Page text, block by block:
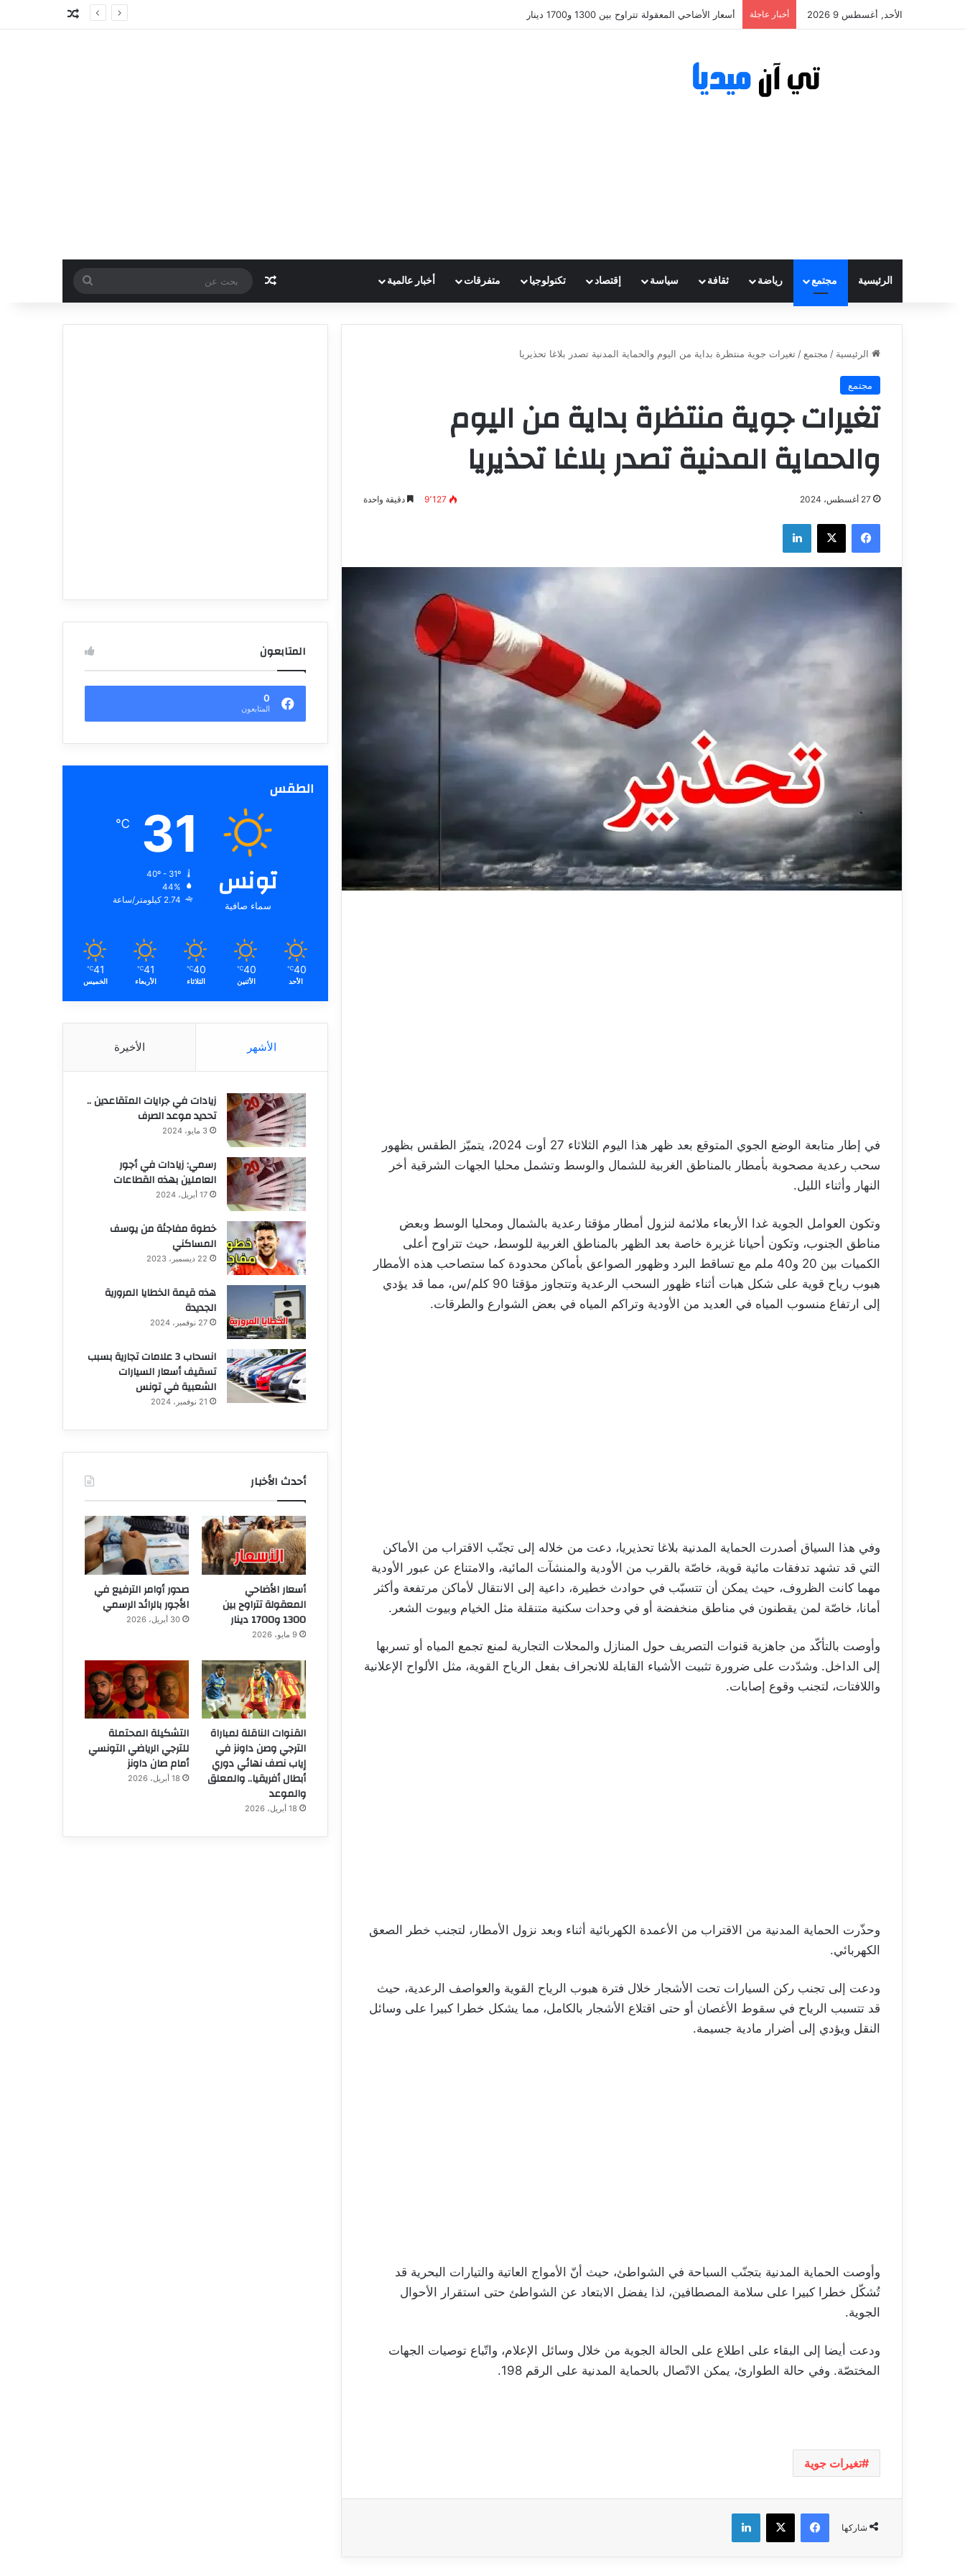
الأحد, أغسطس 9 2026 أخبار عاجلة أسعار الأضاحي المعقولة تتراوح بين 1300 و1700 دينار مقال عشوائي
الرئيسية مجتمع رياضة ثقافة سياسة إقتصاد تكنولوجيا متفرقات أخبار عالمية مقال عشوائي
بحث
عن
الرئيسية / مجتمع / تغيرات جوية منتظرة بداية من اليوم والحماية المدنية تصدر بلاغا تحذيريا
مجتمع
تغيرات جوية منتظرة بداية من اليوم
والحماية المدنية تصدر بلاغا تحذيريا
27 أغسطس، 2024 9٬127 دقيقة واحدة
فيسبوك ‫X لينكدإن
في إطار متابعة الوضع الجوي المتوقع بعد ظهر هذا اليوم الثلاثاء 27 أوت 2024، يتميّز الطقس بظهور
سحب رعدية مصحوبة بأمطار بالمناطق الغربية للشمال والوسط وتشمل محليا الجهات الشرقية أخر
النهار وأثناء الليل.
وتكون العوامل الجوية غدا الأربعاء ملائمة لنزول أمطار مؤقتا رعدية بالشمال ومحليا الوسط وبعض
مناطق الجنوب، وتكون أحيانا غزيرة خاصة بعد الظهر بالمناطق الغربية للوسط، حيث تتراوح أعلى
الكميات بين 20 و40 ملم مع تساقط البرد وظهور الصواعق بأماكن محدودة كما ستصاحب هذه الأمطار
هبوب رياح قوية على شكل هبات أثناء ظهور السحب الرعدية وتتجاوز مؤقتا 90 كلم/س، مما قد يؤدي
إلى ارتفاع منسوب المياه في العديد من الأودية وتراكم المياه في بعض الشوارع والطرقات.
وفي هذا السياق أصدرت الحماية المدنية بلاغا تحذيريا، دعت من خلاله إلى تجنّب الاقتراب من الأماكن
التي قد تشهد تدفقات مائية قوية، خاصّة بالقرب من الأودية والمنشآت المائية، والامتناع عن عبور الأودية
مهما كانت الظروف، حيث يمكن أن تتسبّب في حوادث خطيرة، داعية إلى الانتقال لأماكن مرتفعة وأكثر
أمانا، خاصّة لمن يقطنون في مناطق منخفضة أو في وحدات سكنية متنقلة مثل الخيام وبيوت الشعر.
وأوصت بالتأكّد من جاهزية قنوات التصريف حول المنازل والمحلات التجارية لمنع تجمع المياه أو تسربها
إلى الداخل. وشدّدت على ضرورة تثبيت الأشياء القابلة للانجراف بفعل الرياح القوية، مثل الألواح الإعلانية
واللافتات، لتجنب وقوع إصابات.
وحذّرت الحماية المدنية من الاقتراب من الأعمدة الكهربائية أثناء وبعد نزول الأمطار، لتجنب خطر الصعق
الكهربائي.
ودعت إلى تجنب ركن السيارات تحت الأشجار خلال فترة هبوب الرياح القوية والعواصف الرعدية، حيث
قد تتسبب الرياح في سقوط الأغصان أو حتى اقتلاع الأشجار بالكامل، مما يشكل خطرا كبيرا على وسائل
النقل ويؤدي إلى أضرار مادية جسيمة.
وأوصت الحماية المدنية بتجنّب السباحة في الشواطئ، حيث أنّ الأمواج العاتية والتيارات البحرية قد
تُشكّل خطرا كبيرا على سلامة المصطافين، لذا يفضل الابتعاد عن الشواطئ حتى استقرار الأحوال
الجوية.
ودعت أيضا إلى البقاء على اطلاع على الحالة الجوية من خلال وسائل الإعلام، واتّباع توصيات الجهات
المختصّة. وفي حالة الطوارئ، يمكن الاتّصال بالحماية المدنية على الرقم 198.
تغيرات جوية
شاركها
فيسبوك ‫X لينكدإن
المتابعون
0
المتابعون
الطقس
تونس
سماء صافية
31
℃
44%
2.74 كيلومتر/ساعة
40
℃
الأحد
40
℃
الأثنين
40
℃
الثلاثاء
41
℃
الأربعاء
41
℃
الخميس
الأشهر الأخيرة
زيادات في جرايات المتقاعدين ..
تحديد موعد الصرف
3 مايو، 2024
رسمي: زيادات في أجور
العاملين بهذه القطاعات
17 أبريل، 2024
خطوة مفاجئة من يوسف
المساكني
22 ديسمبر، 2023
هذه قيمة الخطايا المرورية
الجديدة
27 نوفمبر، 2024
انسحاب 3 علامات تجارية بسبب
تسقيف أسعار السيارات
الشعبية في تونس
21 نوفمبر، 2024
أحدث الأخبار
أسعار الأضاحي
المعقولة تتراوح بين
1300 و1700 دينار
9 مايو، 2026
صدور أوامر الترفيع في
الأجور بالرائد الرسمي
30 أبريل، 2026
القنوات الناقلة لمباراة
الترجي وصن داونز في
إياب نصف نهائي دوري
أبطال أفريقيا.. والمعلق
والموعد
18 أبريل، 2026
التشكيلة المحتملة
للترجي الرياضي التونسي
أمام صان داونز
18 أبريل، 2026